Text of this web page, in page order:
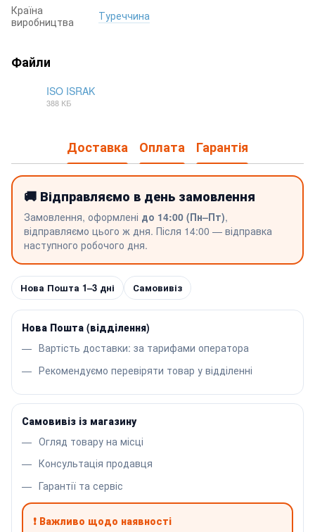
Країна
виробництва
Туреччина
Файли
ISO ISRAK
388 КБ
Доставка Оплата Гарантія
🚚 Відправляємо в день замовлення
Замовлення, оформлені до 14:00 (Пн–Пт),
відправляємо цього ж дня. Після 14:00 — відправка
наступного робочого дня.
Нова Пошта 1–3 дні Самовивіз
Нова Пошта (відділення)
Вартість доставки: за тарифами оператора
Рекомендуємо перевіряти товар у відділенні
Самовивіз із магазину
Огляд товару на місці
Консультація продавця
Гарантії та сервіс
❗ Важливо щодо наявності